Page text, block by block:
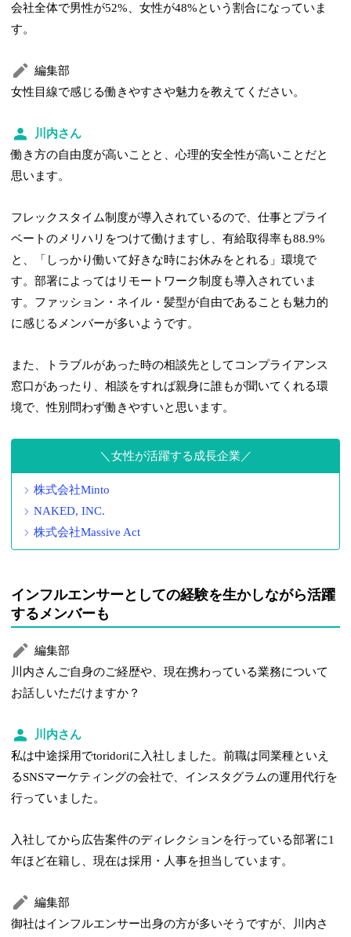
会社全体で男性が52%、女性が48%という割合になっていま
す。
編集部
女性目線で感じる働きやすさや魅力を教えてください。
川内さん
働き方の自由度が高いことと、心理的安全性が高いことだと
思います。
フレックスタイム制度が導入されているので、仕事とプライ
ベートのメリハリをつけて働けますし、有給取得率も88.9%
と、「しっかり働いて好きな時にお休みをとれる」環境で
す。部署によってはリモートワーク制度も導入されていま
す。ファッション・ネイル・髪型が自由であることも魅力的
に感じるメンバーが多いようです。
また、トラブルがあった時の相談先としてコンプライアンス
窓口があったり、相談をすれば親身に誰もが聞いてくれる環
境で、性別問わず働きやすいと思います。
女性が活躍する成長企業
株式会社Minto
NAKED, INC.
株式会社Massive Act
インフルエンサーとしての経験を生かしながら活躍
するメンバーも
編集部
川内さんご自身のご経歴や、現在携わっている業務について
お話しいただけますか？
川内さん
私は中途採用でtoridoriに入社しました。前職は同業種といえ
るSNSマーケティングの会社で、インスタグラムの運用代行を
行っていました。
入社してから広告案件のディレクションを行っている部署に1
年ほど在籍し、現在は採用・人事を担当しています。
編集部
御社はインフルエンサー出身の方が多いそうですが、川内さ